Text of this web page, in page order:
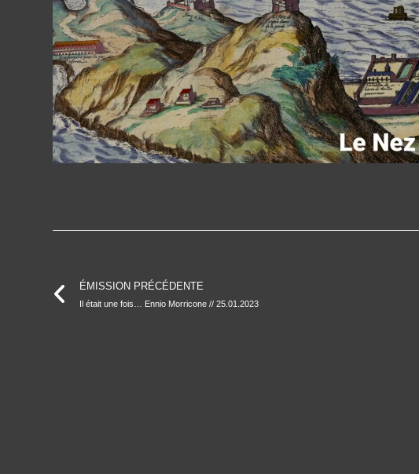
ÉMISSION PRÉCÉDENTE
Il était une fois… Ennio Morricone // 25.01.2023